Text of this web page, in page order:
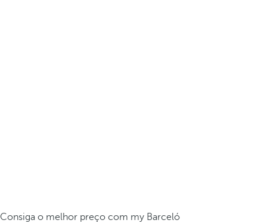
Consiga o melhor preço com my Barceló